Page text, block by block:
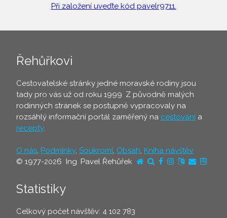
Při založení uveďte kód pavelr9711.
Řehůřkovi
Cestovatelské stránky jedné moravské rodiny jsou
tady pro vás už od roku 1999. Z původně malých
rodinných stránek se postupně vypracovaly na
rozsáhlý informační portál zaměřený na cestování a
recepty.
O nás, Podmínky, Soukromí, Obsah, Kniha návštěv
© 1977-2026 Ing. Pavel Řehůřek
Statistiky
Celkový počet návštěv: 4 102 783